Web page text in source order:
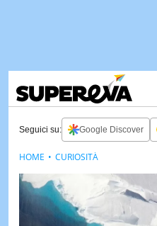
Seguici su: Google Discover
HOME CURIOSITÀ